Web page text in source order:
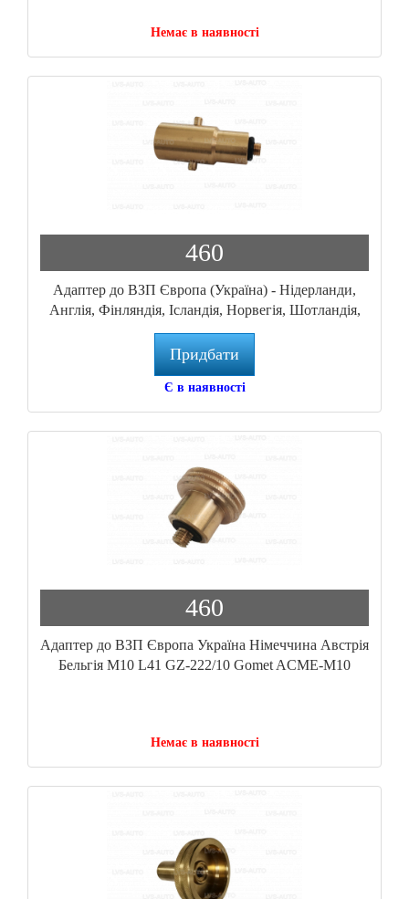
Немає в наявності
460
Адаптер до ВЗП Європа (Україна) - Нідерланди,
Англія, Фінляндія, Ісландія, Норвегія, Шотландія,
Уельс, Іспанія. M10, L72, M22 (GZ-224/10)
BAYONETT-M10
Придбати
Є в наявності
460
Адаптер до ВЗП Європа Україна Німеччина Австрія
Бельгія М10 L41 GZ-222/10 Gomet ACME-M10
Немає в наявності